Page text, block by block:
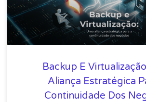
Backup E
Aliança Estratégica
Continuidade Dos